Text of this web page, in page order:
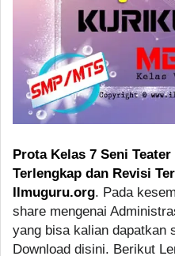
Prota Kelas 7 Seni
Terlengkap dan Revisi
Ilmuguru.org. Pada
share mengenai
yang bisa kalian dapatkan
Download disini. Berikut